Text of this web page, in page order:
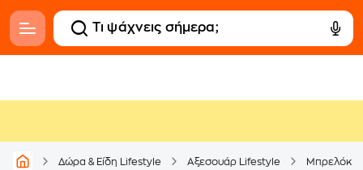
Δώρα & Είδη Lifestyle Αξεσουάρ Lifestyle Μπρελόκ